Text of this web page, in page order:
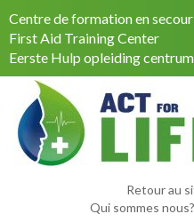
Centre de formation en
First Aid Training Center
Eerste Hulp opleiding centrum
Retour au
Qui sommes nous?